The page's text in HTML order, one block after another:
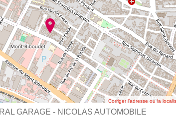
Corriger l’adresse ou la
GARAGE - NICOLAS AUTOMOBILE